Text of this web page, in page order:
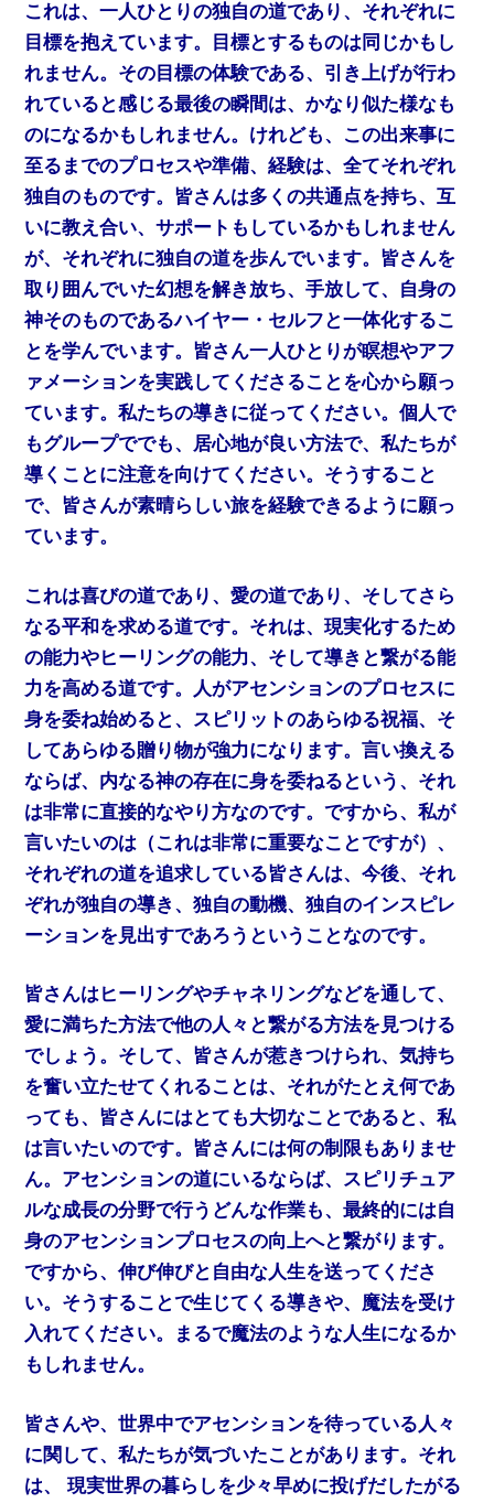
これは、一人ひとりの独自の道であり、それぞれに
目標を抱えています。目標とするものは同じかもし
れません。その目標の体験である、引き上げが行わ
れていると感じる最後の瞬間は、かなり似た様なも
のになるかもしれません。けれども、この出来事に
至るまでのプロセスや準備、経験は、全てそれぞれ
独自のものです。皆さんは多くの共通点を持ち、互
いに教え合い、サポートもしているかもしれません
が、それぞれに独自の道を歩んでいます。皆さんを
取り囲んでいた幻想を解き放ち、手放して、自身の
神そのものであるハイヤー・セルフと一体化するこ
とを学んでいます。皆さん一人ひとりが瞑想やアフ
ァメーションを実践してくださることを心から願っ
ています。私たちの導きに従ってください。個人で
もグループででも、居心地が良い方法で、私たちが
導くことに注意を向けてください。そうすること
で、皆さんが素晴らしい旅を経験できるように願っ
ています。
これは喜びの道であり、愛の道であり、そしてさら
なる平和を求める道です。それは、現実化するため
の能力やヒーリングの能力、そして導きと繋がる能
力を高める道です。人がアセンションのプロセスに
身を委ね始めると、スピリットのあらゆる祝福、そ
してあらゆる贈り物が強力になります。言い換える
ならば、内なる神の存在に身を委ねるという、それ
は非常に直接的なやり方なのです。ですから、私が
言いたいのは（これは非常に重要なことですが）、
それぞれの道を追求している皆さんは、今後、それ
ぞれが独自の導き、独自の動機、独自のインスピレ
ーションを見出すであろうということなのです。
皆さんはヒーリングやチャネリングなどを通して、
愛に満ちた方法で他の人々と繋がる方法を見つける
でしょう。そして、皆さんが惹きつけられ、気持ち
を奮い立たせてくれることは、それがたとえ何であ
っても、皆さんにはとても大切なことであると、私
は言いたいのです。皆さんには何の制限もありませ
ん。アセンションの道にいるならば、スピリチュア
ルな成長の分野で行うどんな作業も、最終的には自
身のアセンションプロセスの向上へと繋がります。
ですから、伸び伸びと自由な人生を送ってくださ
い。そうすることで生じてくる導きや、魔法を受け
入れてください。まるで魔法のような人生になるか
もしれません。
皆さんや、世界中でアセンションを待っている人々
に関して、私たちが気づいたことがあります。それ
は、 現実世界の暮らしを少々早めに投げだしたがる